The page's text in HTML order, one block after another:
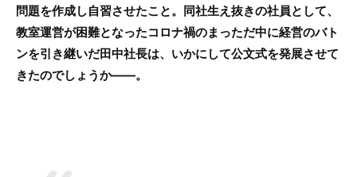
問題を作成し自習させたこと。同社生え抜きの社員として、
教室運営が困難となったコロナ禍のまっただ中に経営のバト
ンを引き継いだ田中社長は、いかにして公文式を発展させて
きたのでしょうか――。